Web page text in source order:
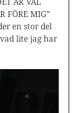
FÖRE MIG”
en stor del
lite jag har